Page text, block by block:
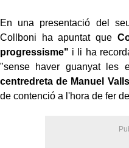
En una presentació del
Collboni ha apuntat que
progressisme" i li ha
"sense haver guanyat les
centredreta de Manuel Valls
de contenció a l'hora de fer